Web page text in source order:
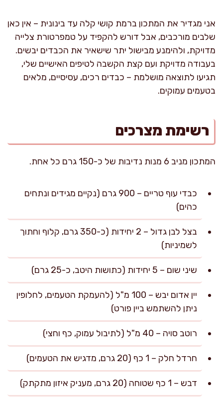
אני מגדיר את המתכון ברמת קושי קלה עד בינונית – אין כאן
שלבים מורכבים, אבל דורש להקפיד על טמפרטורת צלייה
מדויקת, ולהימנע מבישול יתר שישאיר את הכבדים יבשים.
בעבודה מדויקת ועם קצת הקשבה לטיפים האישיים שלי,
תגיעו לתוצאה מושלמת – כבדים רכים, עסיסיים, מלאים
בטעמים עמוקים.
רשימת מצרכים
המתכון מניב 6 מנות נדיבות של כ-150 גרם כל אחת.
כבדי עוף טריים – 900 גרם (נקיים מגידים ונתחים
כהים)
בצל לבן גדול – 2 יחידות (כ-350 גרם, קלוף וחתוך
לשמיניות)
שיני שום – 5 יחידות (כתושות היטב, כ-25 גרם)
יין אדום יבש – 100 מ"ל (להעמקת הטעמים, לחלופין
ניתן להשתמש ביין פורט)
רוטב סויה – 40 מ"ל (לתיבול עמוק, כף וחצי)
חרדל חלק – 1 כף (20 גרם, מדגיש את הטעמים)
דבש – 1 כף שטוחה (20 גרם, מעניק איזון מתקתק)